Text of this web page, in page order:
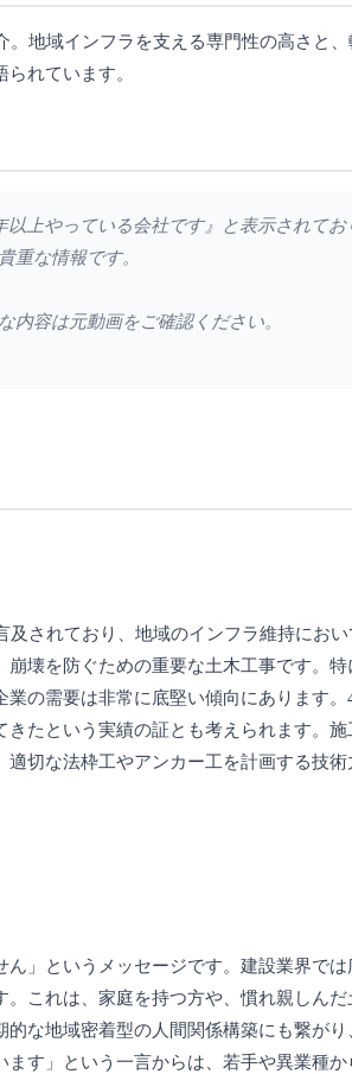
地域インフラを支える専門性の高さと
れています。
以上やっている会社です』と表示されて
重な情報です。
容は元動画をご確認ください。
されており、地域のインフラ維持にお
壊を防ぐための重要な土木工事です。
の需要は非常に底堅い傾向にあります
たという実績の証とも考えられます。
切な法枠工やアンカー工を計画する技
」というメッセージです。建設業界で
これは、家庭を持つ方や、慣れ親しん
な地域密着型の人間関係構築にも繋が
す」という一言からは、若手や異業種